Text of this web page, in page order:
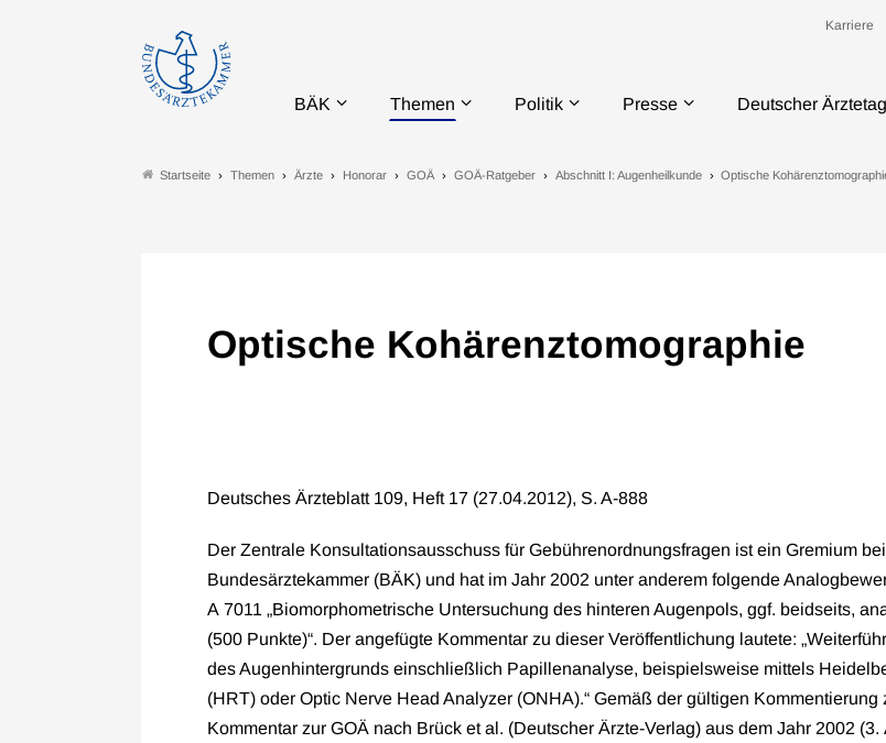
Karriere
BÄK Themen Politik Presse Deutscher Ärztetag
Startseite Themen Ärzte Honorar GOÄ GOÄ-Ratgeber Abschnitt I: Augenheilkunde Optische
Optische Kohärenztomographie
Deutsches Ärzteblatt 109, Heft 17 (27.04.2012), S. A-888
Der Zentrale Konsultationsausschuss für Gebührenordnungsfragen ist ein Gremium
Bundesärztekammer (BÄK) und hat im Jahr 2002 unter anderem folgende
A 7011 „Biomorphometrische Untersuchung des hinteren Augenpols, ggf. beidseits,
(500 Punkte)“. Der angefügte Kommentar zu dieser Veröffentlichung lautete:
des Augenhintergrunds einschließlich Papillenanalyse, beispielsweise mittels
(HRT) oder Optic Nerve Head Analyzer (ONHA).“ Gemäß der gültigen Kommentierung
Kommentar zur GOÄ nach Brück et al. (Deutscher Ärzte-Verlag) aus dem Jahr 2002 (3.